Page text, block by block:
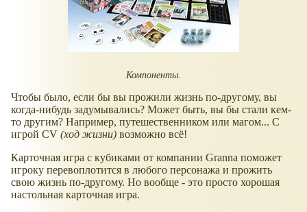
Компоненты.
Чтобы было, если бы вы прожили жизнь по-другому, вы
когда-нибудь задумывались? Может быть, вы бы стали кем-
то другим? Например, путешественником или магом... С
игрой CV (ход жизни) возможно всё!
Карточная игра с кубиками от компании Granna поможет
игроку перевоплотится в любого персонажа и прожить
свою жизнь по-другому. Но вообще - это просто хорошая
настольная карточная игра.